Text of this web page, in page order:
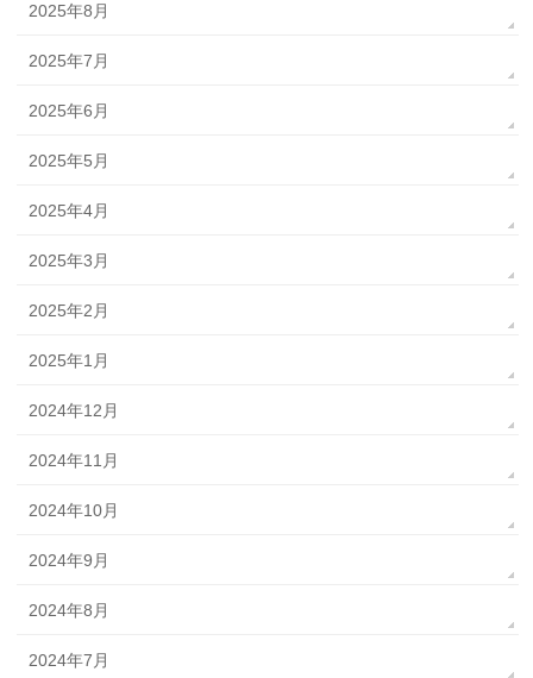
2025年8月
2025年7月
2025年6月
2025年5月
2025年4月
2025年3月
2025年2月
2025年1月
2024年12月
2024年11月
2024年10月
2024年9月
2024年8月
2024年7月